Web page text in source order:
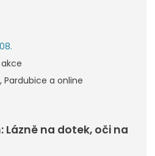
Pardubice a online
na dotek, oči na